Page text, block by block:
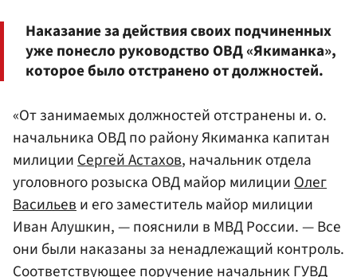
Наказание за действия своих подчиненных
уже понесло руководство ОВД «Якиманка»,
которое было отстранено от должностей.
«От занимаемых должностей отстранены и. о.
начальника ОВД по району Якиманка капитан
милицииСергей Астахов, начальник отдела
уголовного розыска ОВД майор милицииОлег
Васильеви его заместитель майор милиции
Иван Алушкин, — пояснили в МВД России. — Все
они были наказаны за ненадлежащий контроль.
Соответствующее поручение начальник ГУВД